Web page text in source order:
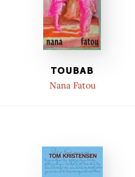
TOUBAB
Nana Fatou